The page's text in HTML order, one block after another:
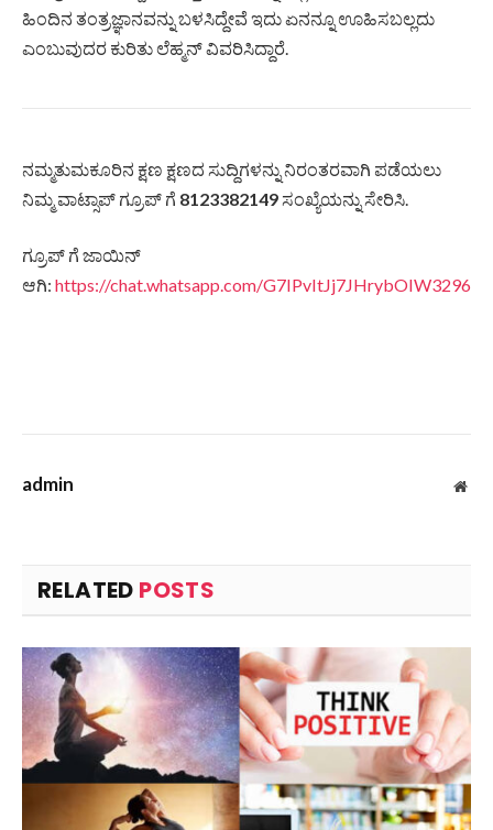
ಹಿಂದಿನ ತಂತ್ರಜ್ಞಾನವನ್ನು ಬಳಸಿದ್ದೇವೆ ಇದು ಏನನ್ನೂ ಊಹಿಸಬಲ್ಲದು
ಎಂಬುವುದರ ಕುರಿತು ಲೆಹ್ಮನ್ ವಿವರಿಸಿದ್ದಾರೆ.­­­­­­­­­­­­­­­­­­­­­­­­­­­­­­­­­­­­­­­­­­­­­­­­­
ನಮ್ಮತುಮಕೂರಿನ ಕ್ಷಣ ಕ್ಷಣದ ಸುದ್ದಿಗಳನ್ನು ನಿರಂತರವಾಗಿ ಪಡೆಯಲು
ನಿಮ್ಮ ವಾಟ್ಸಾಪ್ ಗ್ರೂಪ್ ಗೆ 8123382149 ಸಂಖ್ಯೆಯನ್ನು ಸೇರಿಸಿ.
ಗ್ರೂಪ್ ಗೆ ಜಾಯಿನ್
ಆಗಿ: https://chat.whatsapp.com/G7IPvItJj7JHrybOIW3296
admin
RELATED POSTS